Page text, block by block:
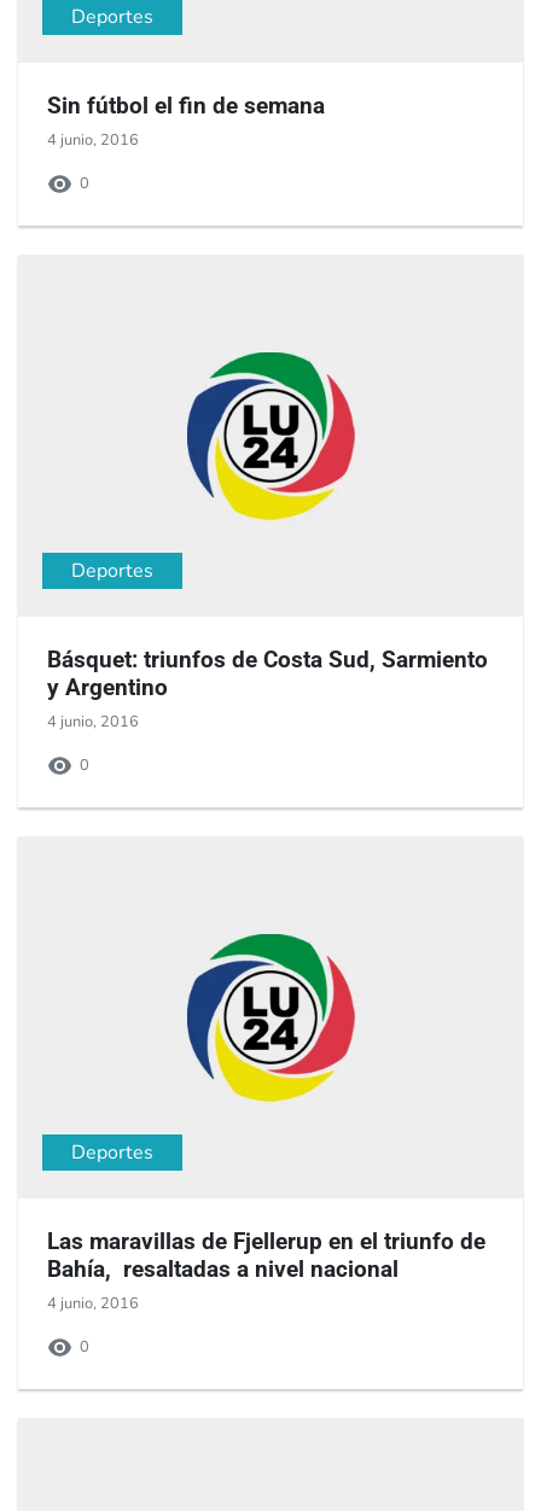
Deportes
Sin fútbol el fin de semana
4 junio, 2016
0
Deportes
Básquet: triunfos de Costa Sud, Sarmiento
y Argentino
4 junio, 2016
0
Deportes
Las maravillas de Fjellerup en el triunfo de
Bahía, resaltadas a nivel nacional
4 junio, 2016
0